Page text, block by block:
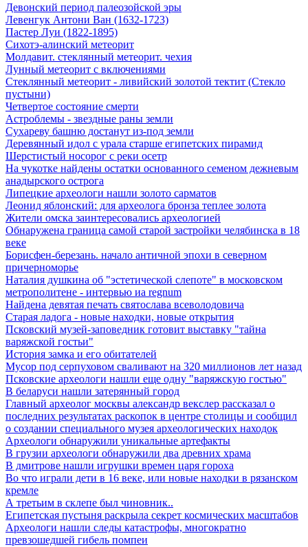
Девонский период палеозойской эры
Левенгук Антони Ван (1632-1723)
Пастер Луи (1822-1895)
Сихотэ-алинский метеорит
Молдавит. стеклянный метеорит. чехия
Лунный метеорит с включениями
Стеклянный метеорит - ливийский золотой тектит (Стекло
пустыни)
Четвертое состояние смерти
Астроблемы - звездные раны земли
Сухареву башню достанут из-под земли
Деревянный идол с урала старше египетских пирамид
Шерстистый носорог с реки осетр
На чукотке найдены остатки основанного семеном дежневым
анадырского острога
Липецкие археологи нашли золото сарматов
Леонид яблонский: для археолога бронза теплее золота
Жители омска заинтересовались археологией
Обнаружена граница самой старой застройки челябинска в 18
веке
Борисфен-березань. начало античной эпохи в северном
причерноморье
Наталия душкина об "эстетической слепоте" в московском
метрополитене - интервью иа regnum
Найдена девятая печать святослава всеволодовича
Старая ладога - новые находки, новые открытия
Псковский музей-заповедник готовит выставку "тайна
варяжской гостьи"
История замка и его обитателей
Мусор под cерпуховом сваливают на 320 миллионов лет назад
Псковские археологи нашли еще одну "варяжскую гостью"
В беларуси нашли затерянный город
Главный археолог москвы александр векслер рассказал о
последних результатах раскопок в центре столицы и сообщил
о создании специального музея археологических находок
Археологи обнаружили уникальные артефакты
В грузии археологи обнаружили два древних храма
В дмитрове нашли игрушки времен царя гороха
Во что играли дети в 16 веке, или новые находки в рязанском
кремле
А третьим в склепе был чиновник..
Египетская пустыня раскрыла секрет космических масштабов
Археологи нашли следы катастрофы, многократно
превзошедшей гибель помпеи